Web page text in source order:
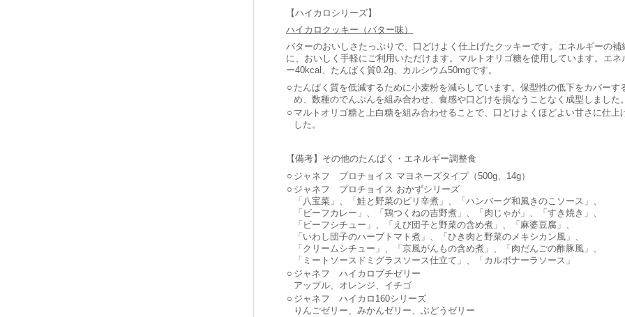
【ハイカロシリーズ】
ハイカロクッキー（バター味）
バターのおいしさたっぷりで、口どけよく仕上げたクッキーです。エネルギーの補
に、おいしく手軽にご利用いただけます。マルトオリゴ糖を使用しています。エネ
ー40kcal、たんぱく質0.2g、カルシウム50mgです。
○ たんぱく質を低減するために小麦粉を減らしています。保型性の低下をカバーす
め、数種のでんぷんを組み合わせ、食感や口どけを損なうことなく成型しました。
○ マルトオリゴ糖と上白糖を組み合わせることで、口どけよくほどよい甘さに仕上
した。
【備考】その他のたんぱく・エネルギー調整食
○ ジャネフ プロチョイス マヨネーズタイプ（500g、14g）
○ ジャネフ プロチョイス おかずシリーズ
「八宝菜」、「鮭と野菜のピリ辛煮」、「ハンバーグ和風きのこソース」、
「ビーフカレー」、「鶏つくねの吉野煮」、「肉じゃが」、「すき焼き」、
「ビーフシチュー」、「えび団子と野菜の含め煮」、「麻婆豆腐」、
「いわし団子のハーブトマト煮」、「ひき肉と野菜のメキシカン風」、
「クリームシチュー」、「京風がんもの含め煮」、「肉だんごの酢豚風」、
「ミートソースドミグラスソース仕立て」、「カルボナーラソース」
○ ジャネフ ハイカロプチゼリー
アップル、オレンジ、イチゴ
○ ジャネフ ハイカロ160シリーズ
りんごゼリー、みかんゼリー、ぶどうゼリー